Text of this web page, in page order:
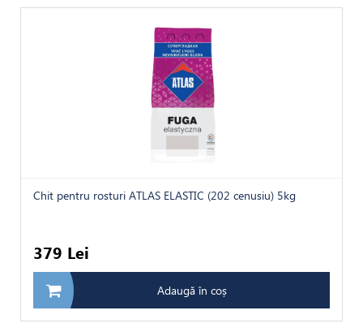
Chit pentru rosturi ATLAS ELASTIC (202 cenusiu) 5kg
379 Lei
Adaugă în coș